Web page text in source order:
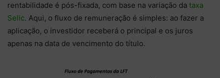
rentabilidade é pós-fixada, com base na variação da taxa
Selic. Aqui, o fluxo de remuneração é simples: ao fazer a
aplicação, o investidor receberá o principal e os juros
apenas na data de vencimento do título.